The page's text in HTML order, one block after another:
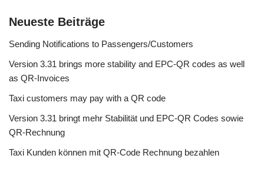
Neueste Beiträge
Sending Notifications to Passengers/Customers
Version 3.31 brings more stability and EPC-QR codes as well
as QR-Invoices
Taxi customers may pay with a QR code
Version 3.31 bringt mehr Stabilität und EPC-QR Codes sowie
QR-Rechnung
Taxi Kunden können mit QR-Code Rechnung bezahlen